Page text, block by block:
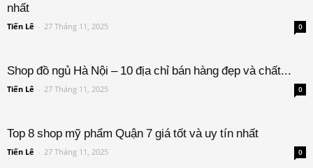
nhất
Tiến Lê - 27 Tháng 11, 2025 0
Shop đồ ngủ Hà Nội – 10 địa chỉ bán hàng đẹp và chất...
Tiến Lê - 27 Tháng 11, 2025 0
Top 8 shop mỹ phẩm Quận 7 giá tốt và uy tín nhất
Tiến Lê - 27 Tháng 11, 2025 0